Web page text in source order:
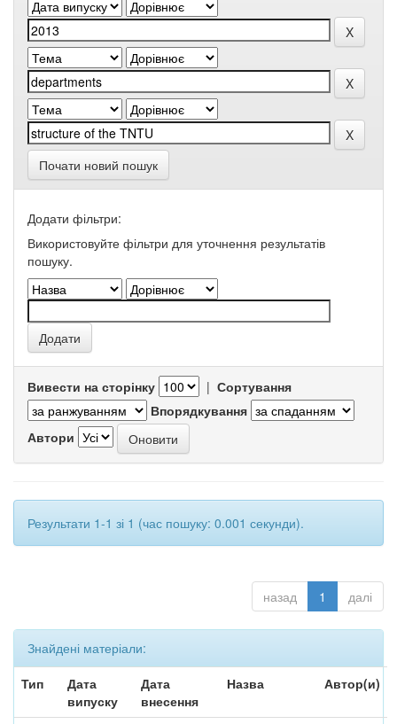
Почати новий пошук
Додати фільтри:
Використовуйте фільтри для уточнення результатів
пошуку.
Вивести на сторінку | Сортування
Впорядкування
Автори
Результати 1-1 зі 1 (час пошуку: 0.001 секунди).
назад 1 далі
Знайдені матеріали:
Тип
Дата
випуску
Дата
внесення
Назва Автор(и)